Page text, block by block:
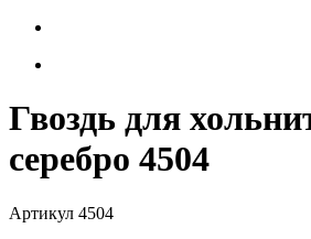
Гвоздь для
серебро 4504
Артикул 4504